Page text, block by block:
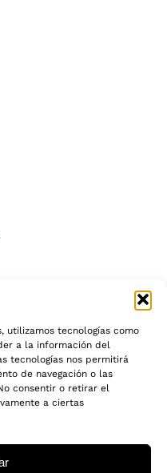
utilizamos tecnologías como
a la información del
tecnologías nos permitirá
de navegación o las
consentir o retirar el
a ciertas